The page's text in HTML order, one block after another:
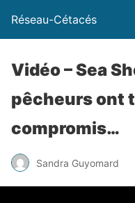
Réseau-Cétacés
Vidéo – Sea
pêcheurs ont
compromis…
Sandra Guyomard